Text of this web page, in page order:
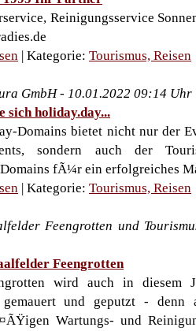
Reinigungsservice
| Kategorie: Tourismus, Reisen
GmbH - 10.01.2022 09:14 Uhr
sich holiday.day...
Domains bietet nicht nur der
sondern auch der
fÃ¼r ein erfolgreiches
| Kategorie: Tourismus, Reisen
Feengrotten und
Feengrotten
wird auch in diesem
gemauert und geputzt - denn
Wartungs- und